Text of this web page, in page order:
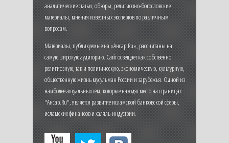
аналитические статьи, обзоры, религиозно-богословские
материалы, мнения известных экспертов по различным
вопросам.
Материалы, публикуемые на «Ансар.Ru», рассчитаны на
самую широкую аудиторию. Сайт освещает как собственно
религиозную, так и политическую, экономическую, культурную,
общественную жизнь мусульман России и зарубежья. Одной из
наиболее актуальных тем, которые находят место на страницах
"Ансар.Ru", является развитие исламской банковской сферы,
исламских финансов и халяль-индустрии.